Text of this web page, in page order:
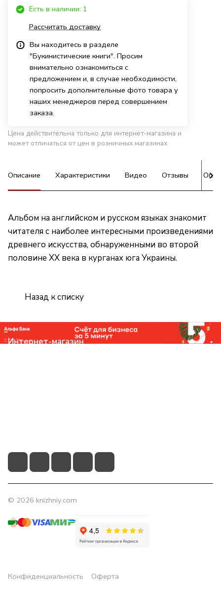
Есть в наличии: 1
Рассчитать доставку
Вы находитесь в разделе
"Букинистические книги". Просим
внимательно ознакомиться с
предложением и, в случае необходимости,
попросить дополнительные фото товара у
наших менеджеров перед совершением
заказа.
Цена действительна только для интернет-магазина и
может отличаться от цен в розничных магазинах
Описание Характеристики Видео Отзывы
Альбом на английском и русском языках знакомит
читателя с наиболее интересными произведениями
древнего искусства, обнаруженными во второй
половине XX века в курганах юга Украины.
Назад к списку
Интернет-магазин
© 2026 knizhniy.com
Конфиденциальность Оферта